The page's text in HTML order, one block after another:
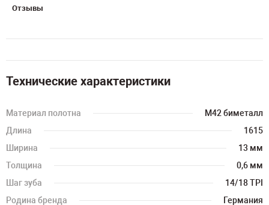
Отзывы
Технические характеристики
Материал полотна
M42 биметалл
Длина
1615
Ширина
13 мм
Толщина
0,6 мм
Шаг зуба
14/18 TPI
Родина бренда
Германия